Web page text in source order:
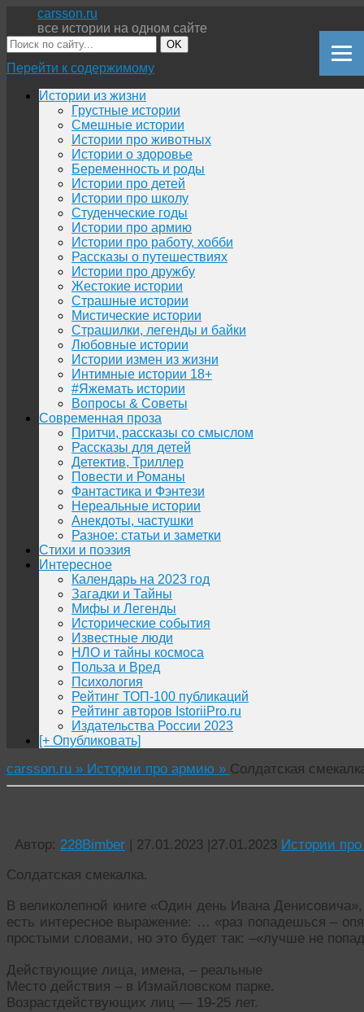
carsson.ru
все истории на одном сайте
OK
Перейти к содержимому
Истории из жизни
Грустные истории
Смешные истории
Истории про животных
Истории о здоровье
Беременность и роды
Истории про детей
Истории про школу
Студенческие годы
Истории про армию
Истории про работу, хобби
Рассказы о путешествиях
Истории про дружбу
Жестокие истории
Страшные истории
Мистические истории
Страшилки, легенды и байки
Любовные истории
Истории измен из жизни
Интимные истории 18+
#Яжемать истории
Вопросы & Советы
Современная проза
Притчи, рассказы со смыслом
Рассказы для детей
Детектив, Триллер
Повести и Романы
Фантастика и Фэнтези
Нереальные истории
Анекдоты, частушки
Разное: статьи и заметки
Стихи и поэзия
Интересное
Календарь на 2023 год
Загадки и Тайны
Мифы и Легенды
Исторические события
Известные люди
НЛО и тайны космоса
Польза и Вред
Психология
Рейтинг ТОП-100 публикаций
Рейтинг авторов IstoriiPro.ru
Издательства России 2023
[+ Опубликовать]
carsson.ru » Истории про армию » Солдатская
Автор: 228Bimber | 27.01.2023 |27.01.2023 Истории
Солдатская смекалка.
В великолепной книге «Один день Ивана
есть интересное выражение: … «раз попадешься –
простыми словами, но это будет так: –«лучше не
Действующие лица, имена, – реальные
Место действия – в Измайловском парке.
Возрастдействующих лиц — 19-25 лет.